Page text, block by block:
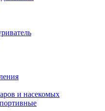
и насекомых